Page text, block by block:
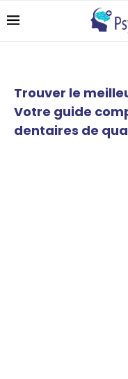
Trouver le
Votre guide
dentaires de